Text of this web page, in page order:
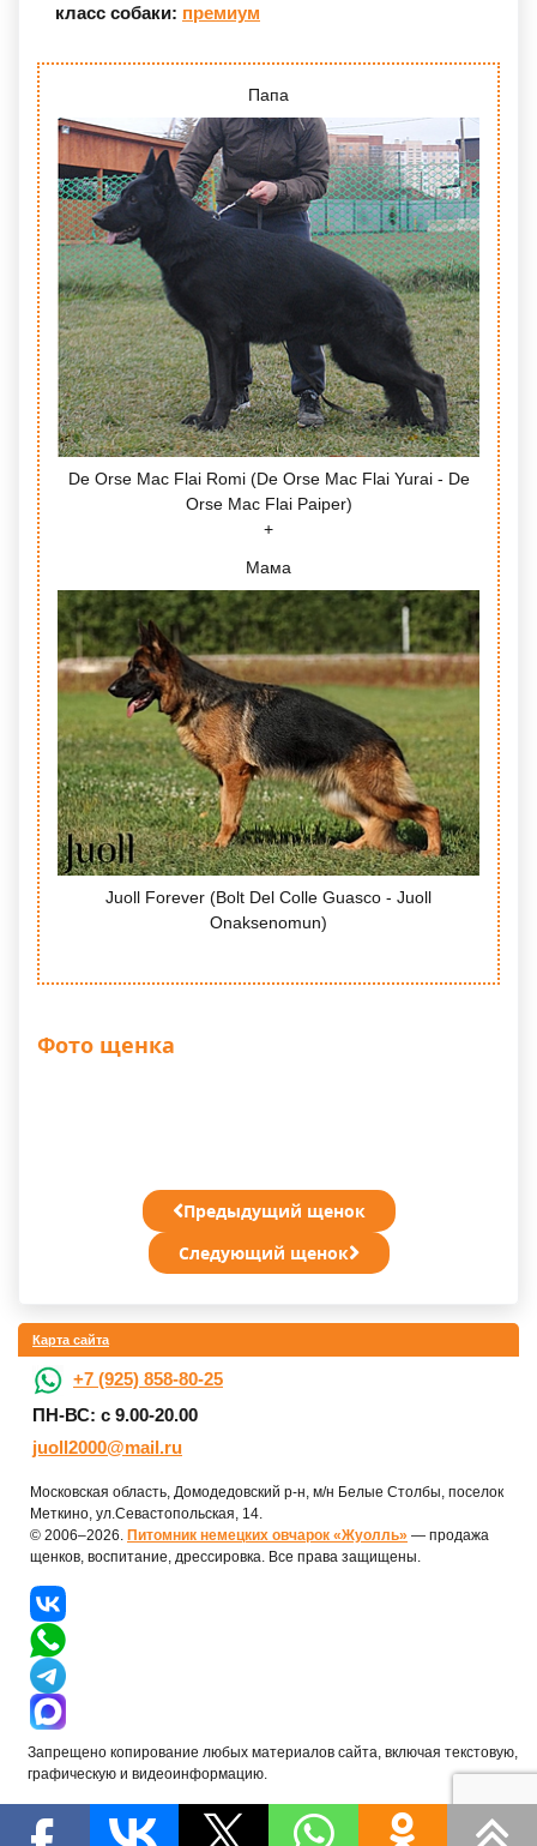
класс собаки: премиум
Папа
De Orse Mac Flai Romi (De Orse Mac Flai Yurai - De
Orse Mac Flai Paiper)
Мама
Juoll Forever (Bolt Del Colle Guasco - Juoll
Onaksenomun)
Фото щенка
Предыдущий щенок
Следующий щенок
Карта сайта
+7 (925) 858-80-25
ПН-ВС: с 9.00-20.00
juoll2000@mail.ru
Московская область, Домодедовский р-н, м/н Белые Столбы, поселок
Меткино, ул.Севастопольская, 14.
© 2006–2026. Питомник немецких овчарок «Жуолль» — продажа
щенков, воспитание, дрессировка. Все права защищены.
Запрещено копирование любых материалов сайта, включая текстовую,
графическую и видеоинформацию.